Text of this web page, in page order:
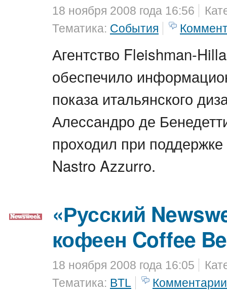
18 ноября 2008 года 16:56
Тематика: События
Агентство Fleishman-
обеспечило
показа итальянского
Алессандро де
проходил при
Nastro Azzurro.
«Русский
кофеен Coffee
18 ноября 2008 года 16:05
Тематика: BTL Комментарии